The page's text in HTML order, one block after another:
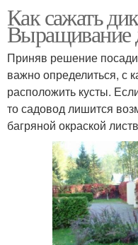
Как сажать
Выращивание
Приняв решение
важно определиться, с
расположить кусты.
то садовод лишится
багряной окраской